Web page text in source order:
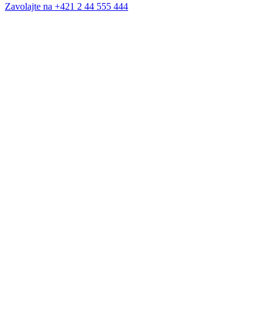
Zavolajte na +421 2 44 555 444